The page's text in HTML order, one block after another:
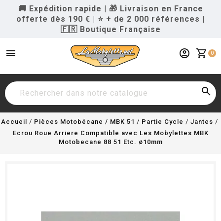
🚚 Expédition rapide | 🎁 Livraison en France
offerte dès 190 € | ⭐ + de 2 000 références |
🇫🇷 Boutique Française
menu shopping_cart 0
account_circle

Accueil Pièces Motobécane / MBK 51 Partie Cycle
Jantes
Ecrou Roue Arriere Compatible avec Les Mobylettes MBK
Motobecane 88 51 Etc. ø10mm